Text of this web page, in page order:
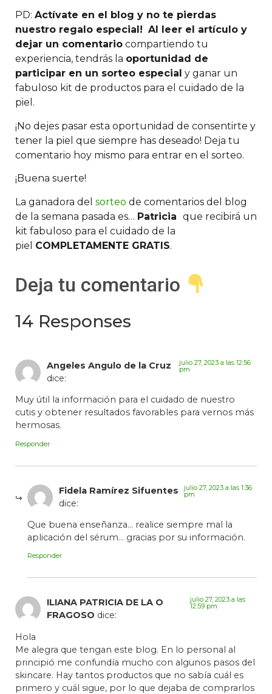
PD: Actívate en el blog y no te pierdas
nuestro regalo especial! Al leer el artículo y
dejar un comentario compartiendo tu
experiencia, tendrás la oportunidad de
participar en un sorteo especial y ganar un
fabuloso kit de productos para el cuidado de la
piel.
¡No dejes pasar esta oportunidad de consentirte y
tener la piel que siempre has deseado! Deja tu
comentario hoy mismo para entrar en el sorteo.
¡Buena suerte!
La ganadora del sorteo de comentarios del blog
de la semana pasada es… Patricia que recibirá un
kit fabuloso para el cuidado de la
piel COMPLETAMENTE GRATIS.
Deja tu comentario
14 Responses
Angeles Angulo de la Cruz
dice:
julio 27, 2023 a las 12:56
pm
Muy útil la información para el cuidado de nuestro
cutis y obtener resultados favorables para vernos más
hermosas.
Responder
Fidela Ramírez Sifuentes
dice:
julio 27, 2023 a las 1:36
pm
Que buena enseñanza… realice siempre mal la
aplicación del sérum… gracias por su información.
Responder
ILIANA PATRICIA DE LA O
FRAGOSO dice:
julio 27, 2023 a las
12:59 pm
Hola
Me alegra que tengan este blog. En lo personal al
principió me confundía mucho con algunos pasos del
skincare. Hay tantos productos que no sabía cuál es
primero y cuál sigue, por lo que dejaba de comprarlos